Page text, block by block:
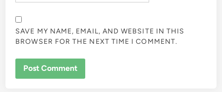
SAVE MY NAME, EMAIL, AND WEBSITE IN THIS
BROWSER FOR THE NEXT TIME I COMMENT.